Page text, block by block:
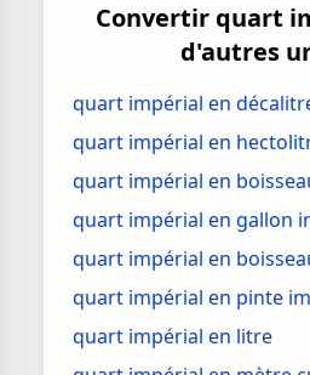
Convertir quart
d'autres
quart impérial en
quart impérial en
quart impérial en
quart impérial en gallon
quart impérial en
quart impérial en pinte
quart impérial en litre